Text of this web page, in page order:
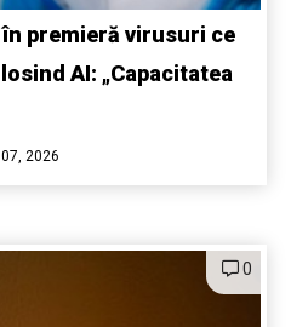
premieră virusuri ce
AI: „Capacitatea
2026
0